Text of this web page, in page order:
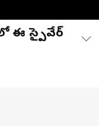
లో ఈ స్పైవేర్